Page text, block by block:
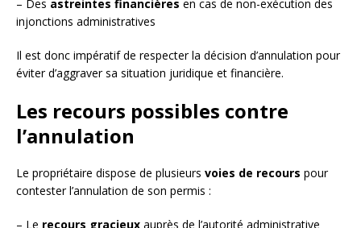
– Des astreintes financières en cas de non-exécution des
injonctions administratives
Il est donc impératif de respecter la décision d’annulation pour
éviter d’aggraver sa situation juridique et financière.
Les recours possibles contre
l’annulation
Le propriétaire dispose de plusieurs voies de recours pour
contester l’annulation de son permis :
– Le recours gracieux auprès de l’autorité administrative